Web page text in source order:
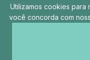
Utilizamos cookies para
você concorda com